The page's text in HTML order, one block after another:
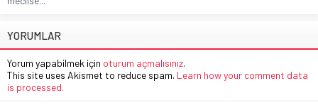
YORUMLAR
Yorum yapabilmek için oturum açmalısınız.
This site uses Akismet to reduce spam. Learn how your comment data
is processed.